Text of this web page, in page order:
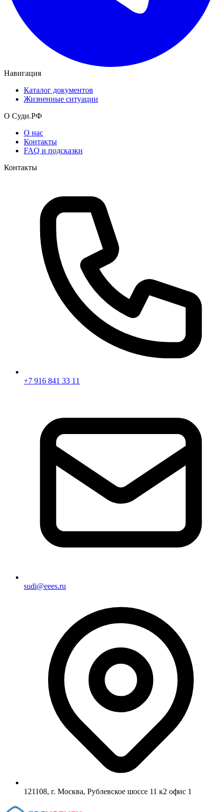
Навигация
Каталог документов
Жизненные ситуации
О Суди.РФ
О нас
Контакты
FAQ и подсказки
Контакты
+7 916 841 33 11
sudi@eees.ru
121108, г. Москва, Рублевское шоссе 11 к2 офис 1